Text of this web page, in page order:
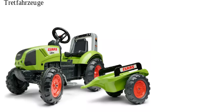
Tretfahrzeuge